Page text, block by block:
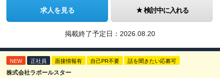
求人を見る 検討中に入れる
掲載終了予定日： 2026.08.20
NEW 正社員 面接情報有 自己PR不要 話を聞きたい応募可
株式会社ラポールスター